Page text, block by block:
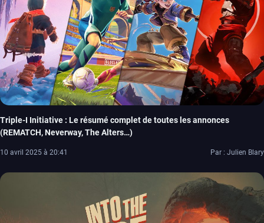
Triple-I Initiative : Le résumé complet de toutes les annonces
(REMATCH, Neverway, The Alters…)
10 avril 2025 à 20:41 Par : Julien Blary